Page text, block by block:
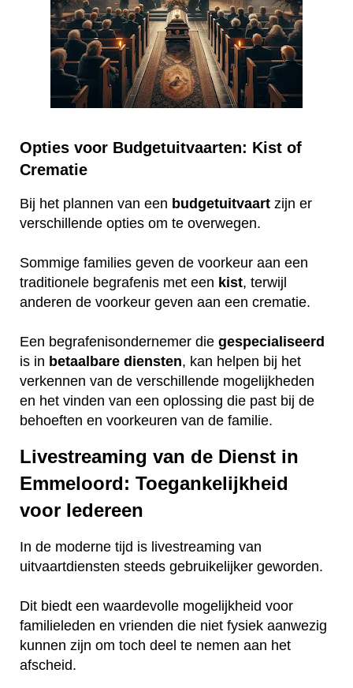
Opties voor Budgetuitvaarten: Kist of
Crematie
Bij het plannen van een budgetuitvaart zijn er
verschillende opties om te overwegen.
Sommige families geven de voorkeur aan een
traditionele begrafenis met een kist, terwijl
anderen de voorkeur geven aan een crematie.
Een begrafenisondernemer die gespecialiseerd
is in betaalbare diensten, kan helpen bij het
verkennen van de verschillende mogelijkheden
en het vinden van een oplossing die past bij de
behoeften en voorkeuren van de familie.
Livestreaming van de Dienst in
Emmeloord: Toegankelijkheid
voor Iedereen
In de moderne tijd is livestreaming van
uitvaartdiensten steeds gebruikelijker geworden.
Dit biedt een waardevolle mogelijkheid voor
familieleden en vrienden die niet fysiek aanwezig
kunnen zijn om toch deel te nemen aan het
afscheid.